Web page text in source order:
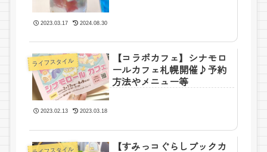
2023.03.17 2024.08.30
ライフスタイル
【コラボカフェ】シナモロ
ールカフェ札幌開催♪予約
方法やメニュー等
2023.02.13 2023.03.18
【すみっコぐらしブックカ